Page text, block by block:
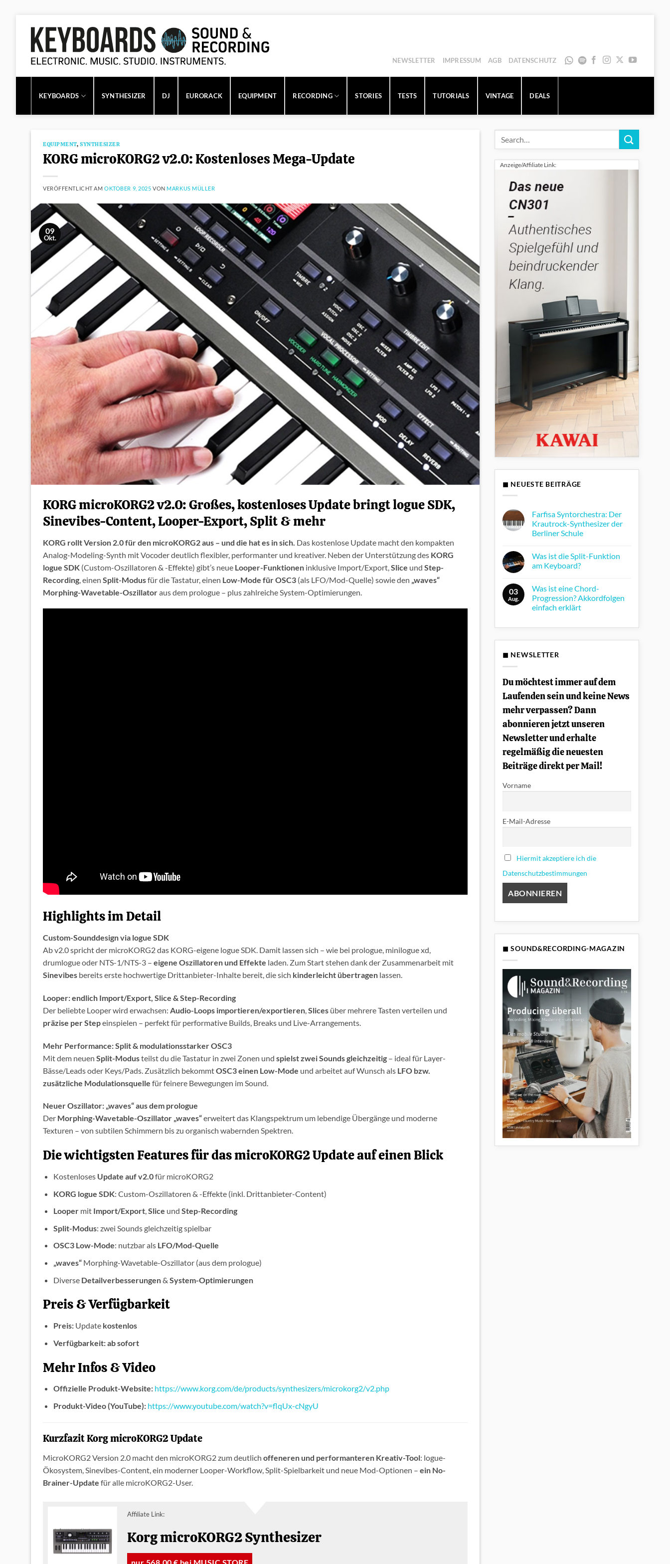
Wenn Du immer auf dem Laufenden bleiben willst und
stets über unsere neuesten Beiträge informiert werden
springen
NEWSLETTER IMPRESSUM AGB DATENSCHUTZ
KEYBOARDS SYNTHESIZER DJ EURORACK EQUIPMENT RECORDING STORIES TESTS TUTORIALS VINTAGE DEALS
EQUIPMENT,SYNTHESIZER
KORG microKORG2 v2.0: Kostenloses Mega-Update
VERÖFFENTLICHT AMOKTOBER 9, 2025 VON MARKUS MÜLLER
09
Okt.
KORG microKORG2 v2.0: Großes, kostenloses Update bringt logue SDK,
Sinevibes-Content, Looper-Export, Split & mehr
KORG rollt Version 2.0 für den microKORG2 aus – und die hat es in sich. Das kostenlose Update macht den kompakten
Analog-Modeling-Synth mit Vocoder deutlich flexibler, performanter und kreativer. Neben der Unterstützung des KORG
logue SDK (Custom-Oszillatoren & -Effekte) gibt’s neue Looper-Funktionen inklusive Import/Export, Slice und Step-
Recording , einen Split-Modusfür die Tastatur, einen Low-Mode für OSC3 (als LFO/Mod-Quelle) sowie den „waves“
Morphing-Wavetable-Oszillatoraus dem prologue – plus zahlreiche System-Optimierungen.
Highlights im Detail
Custom-Sounddesign via logue SDK
Ab v2.0 spricht der microKORG2 das KORG-eigene logue SDK. Damit lassen sich – wie bei prologue, minilogue xd,
drumlogue oder NTS-1/NTS-3 – eigene Oszillatoren und Effekte laden. Zum Start stehen dank der Zusammenarbeit mit
Sinevibes bereits erste hochwertige Drittanbieter-Inhalte bereit, die sich kinderleicht übertragen lassen.
Looper: endlich Import/Export, Slice & Step-Recording
Der beliebte Looper wird erwachsen: Audio-Loops importieren/exportieren,Slices über mehrere Tasten verteilen und
präzise per Stepeinspielen – perfekt für performative Builds, Breaks und Live-Arrangements.
Mehr Performance: Split & modulationsstarker OSC3
Mit dem neuen Split-Modusteilst du die Tastatur in zwei Zonen und spielst zwei Sounds gleichzeitig – ideal für Layer-
Bässe/Leads oder Keys/Pads. Zusätzlich bekommtOSC3 einen Low-Mode und arbeitet auf Wunsch als LFO bzw.
zusätzliche Modulationsquelle für feinere Bewegungen im Sound.
Neuer Oszillator: „waves“ aus dem prologue
Der Morphing-Wavetable-Oszillator „waves“erweitert das Klangspektrum um lebendige Übergänge und moderne
Texturen – von subtilen Schimmern bis zu organisch wabernden Spektren.
Die wichtigsten Features für das microKORG2 Update auf einen Blick
Kostenloses Update auf v2.0für microKORG2
KORG logue SDK: Custom-Oszillatoren & -Effekte (inkl. Drittanbieter-Content)
Loopermit Import/Export,Slice und Step-Recording
Split-Modus: zwei Sounds gleichzeitig spielbar
OSC3 Low-Mode: nutzbar als LFO/Mod-Quelle
„waves“Morphing-Wavetable-Oszillator (aus dem prologue)
Diverse Detailverbesserungen& System-Optimierungen
Preis & Verfügbarkeit
Preis:Update kostenlos
Verfügbarkeit:ab sofort
Mehr Infos & Video
Offizielle Produkt-Website: https://www.korg.com/de/products/synthesizers/microkorg2/v2.php
Produkt-Video (YouTube): https://www.youtube.com/watch?v=flqUx-cNgyU
Kurzfazit Korg microKORG2 Update
MicroKORG2 Version 2.0 macht den microKORG2 zum deutlich offeneren und performanteren Kreativ-Tool: logue-
Ökosystem, Sinevibes-Content, ein moderner Looper-Workflow, Split-Spielbarkeit und neue Mod-Optionen – ein No-
Brainer-Update für alle microKORG2-User.
Affiliate Link:
Korg microKORG2 Synthesizer
Anzeige/Affiliate Link:
◼ NEUESTE BEITRÄGE
Farfisa Syntorchestra: Der
Krautrock-Synthesizer der
Berliner Schule
zu
Farfisa
Syntorchestra:
Synthesizer
der
Berliner
Schule
Was ist die Split-Funktion
am Keyboard?
zu
Was
ist
die
am
03
Aug.
Was ist eine Chord-
Progression? Akkordfolgen
einfach erklärt
Chord-
erklärt
◼ NEWSLETTER
Du möchtest immer auf dem
Laufenden sein und keine News
mehr verpassen? Dann
abonnieren jetzt unseren
Newsletter und erhalte
regelmäßig die neuesten
Beiträge direkt per Mail!
Vorname
E-Mail-Adresse
Hiermit akzeptiere ich die
Datenschutzbestimmungen
◼ SOUND&RECORDING-MAGAZIN